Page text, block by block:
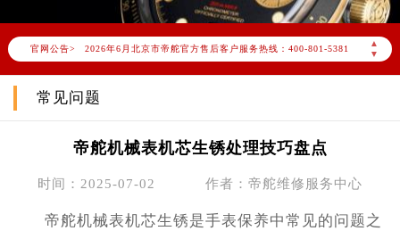
官网公告>
▲
▼
2026年6月帝舵北京市售后服务网络优化升级公告
2026年6月北京市帝舵官方售后客户服务热线：400-801-5381
2026年6月帝舵售后服务中心最新网点地址：
常见问题
帝舵机械表机芯生锈处理技巧盘点
时间：2025-07-02 作者：帝舵维修服务中心
帝舵机械表机芯生锈是手表保养中常见的问题之